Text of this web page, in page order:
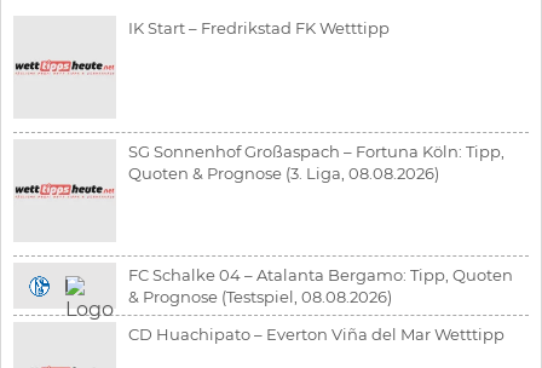
IK Start – Fredrikstad FK Wetttipp
SG Sonnenhof Großaspach – Fortuna Köln: Tipp,
Quoten & Prognose (3. Liga, 08.08.2026)
FC Schalke 04 – Atalanta Bergamo: Tipp, Quoten
& Prognose (Testspiel, 08.08.2026)
CD Huachipato – Everton Viña del Mar Wetttipp